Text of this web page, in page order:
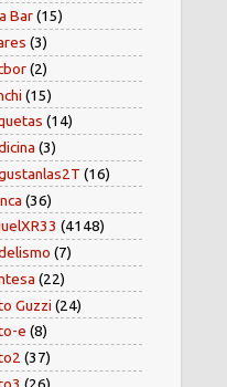
Bar(15)
(3)
(2)
(15)
(14)
(3)
(16)
(36)
(4148)
(7)
(22)
Guzzi (24)
e (8)
(37)